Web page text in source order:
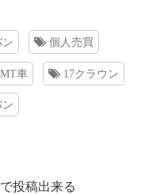
ン 個人売買
MT車 17クラウン
ン
投稿出来る